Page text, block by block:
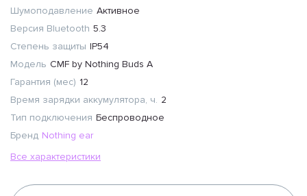
Шумоподавление Активное
Версия Bluetooth 5.3
Степень защиты IP54
Модель CMF by Nothing Buds A
Гарантия (мес) 12
Время зарядки аккумулятора, ч. 2
Тип подключения Беспроводное
Бренд Nothing ear
Все характеристики